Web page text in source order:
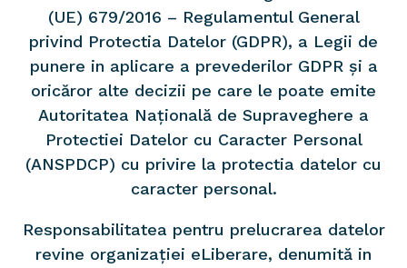
(UE) 679/2016 – Regulamentul General
privind Protectia Datelor (GDPR), a Legii de
punere in aplicare a prevederilor GDPR și a
oricăror alte decizii pe care le poate emite
Autoritatea Națională de Supraveghere a
Protectiei Datelor cu Caracter Personal
(ANSPDCP) cu privire la protectia datelor cu
caracter personal.
Responsabilitatea pentru prelucrarea datelor
revine organizației eLiberare, denumită in